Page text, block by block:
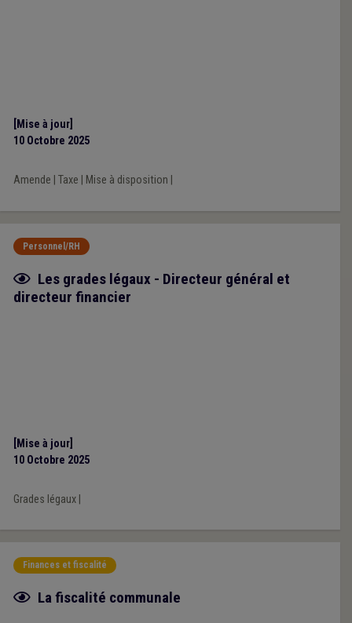
[Mise à jour]
10 Octobre 2025
Amende Taxe Mise à disposition
Personnel/RH
Fiche focus
Les grades légaux - Directeur général et
directeur financier
[Mise à jour]
10 Octobre 2025
Grades légaux|
Finances et fiscalité
Fiche focus
La fiscalité communale